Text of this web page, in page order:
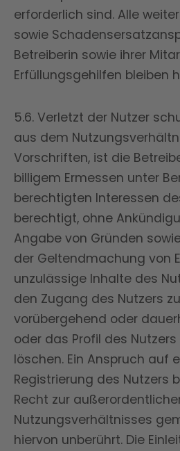
erforderlich sind. Alle
sowie
Betreiberin sowie ihrer
Erfüllungsgehilfen bleiben
5.6. Verletzt der Nutzer
aus dem
Vorschriften, ist die
billigem Ermessen unter
berechtigten Interessen
berechtigt, ohne
Angabe von Gründen
der Geltendmachung von
unzulässige Inhalte des
den Zugang des Nutzers
vorübergehend oder
oder das Profil des
löschen. Ein Anspruch auf
Registrierung des Nutzers
Recht zur
Nutzungsverhältnisses
hiervon unberührt. Die